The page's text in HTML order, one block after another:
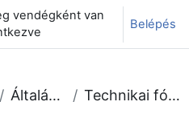
váltása
vendégként van
Belépés
Általános Technikai fórum